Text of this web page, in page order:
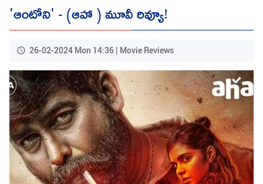
'ఆంటోని' - (ఆహా ) మూవీ రివ్యూ!
26-02-2024 Mon 14:36 | Movie Reviews